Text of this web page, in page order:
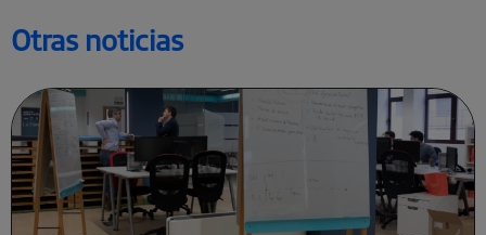
Otras noticias